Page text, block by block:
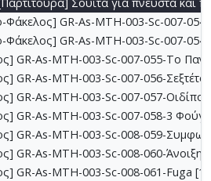
Φάκελος] GR-As-MTH-003-Sc-007-
Φάκελος] GR-As-MTH-003-Sc-007-
GR-As-MTH-003-Sc-007-055-Το
GR-As-MTH-003-Sc-007-056-
GR-As-MTH-003-Sc-007-057-
GR-As-MTH-003-Sc-007-058-3
GR-As-MTH-003-Sc-008-059-
GR-As-MTH-003-Sc-008-060-
GR-As-MTH-003-Sc-008-061-Fuga